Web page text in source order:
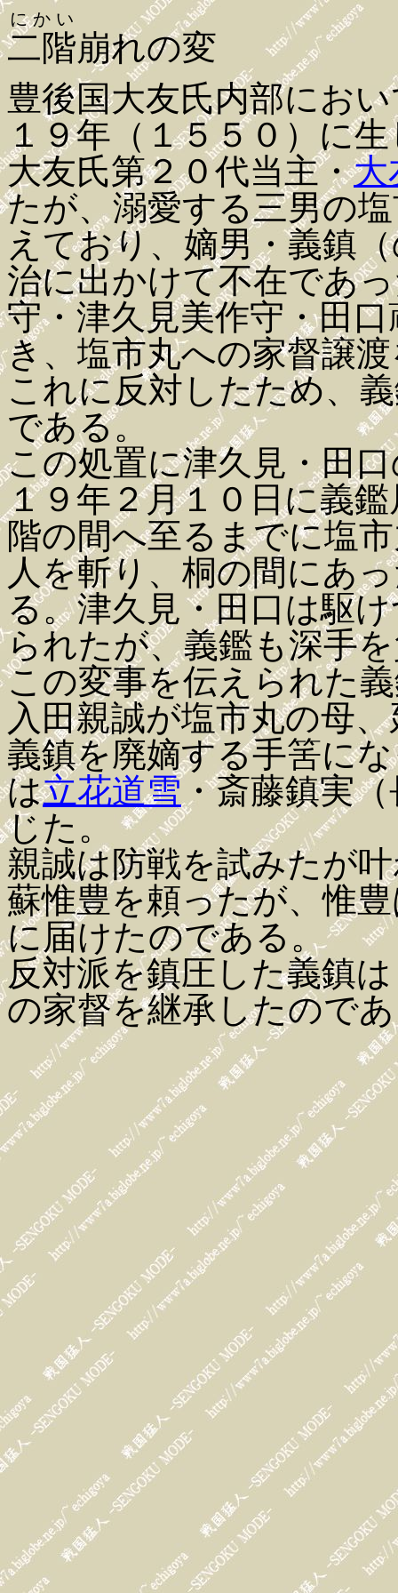
二階
にかい
崩れの変
豊後国大友氏内部にお
１９年（１５５０）に
大友氏第２０代当主・大
たが、溺愛する三男の
えており、嫡男・義鎮
治に出かけて不在であ
守・津久見美作守・田
き、塩市丸への家督譲
これに反対したため、
である。
この処置に津久見・田
１９年２月１０日に義
階の間へ至るまでに塩
人を斬り、桐の間にあ
る。津久見・田口は駆
られたが、義鑑も深手
この変事を伝えられた
入田親誠が塩市丸の母
義鎮を廃嫡する手筈に
は立花道雪・斎藤鎮実
じた。
親誠は防戦を試みたが
蘇惟豊を頼ったが、惟
に届けたのである。
反対派を鎮圧した義鎮
の家督を継承したので